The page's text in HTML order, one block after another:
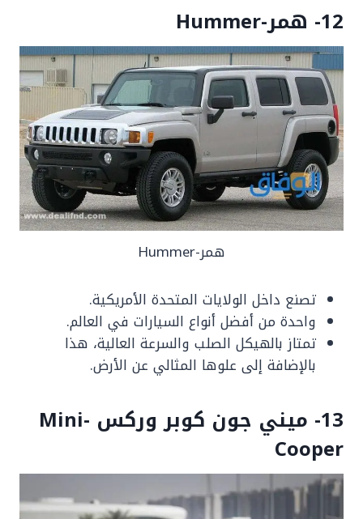
12- همر-Hummer
همر-Hummer
تصنع داخل الولايات المتحدة الأمريكية.
واحدة من أفضل أنواع السيارات في العالم.
تمتاز بالهيكل الصلب والسرعة العالية، هذا
بالإضافة إلى علوها المثالي عن الأرض.
13- ميني جون كوبر وركس -Mini
Cooper